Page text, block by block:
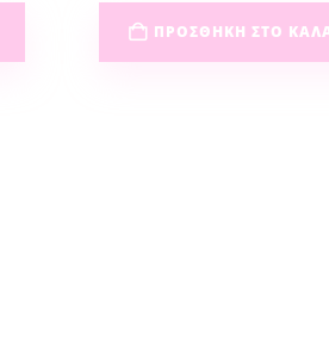
ΠΡΟΣΘΉΚΗ ΣΤΟ